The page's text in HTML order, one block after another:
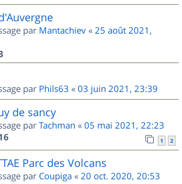
par Mantachiev « 25 août 2021,
par Phils63 « 03 juin 2021, 23:39
de sancy
par Tachman « 05 mai 2021, 22:23
1 2
Parc des Volcans
par Coupiga « 20 oct. 2020, 20:53